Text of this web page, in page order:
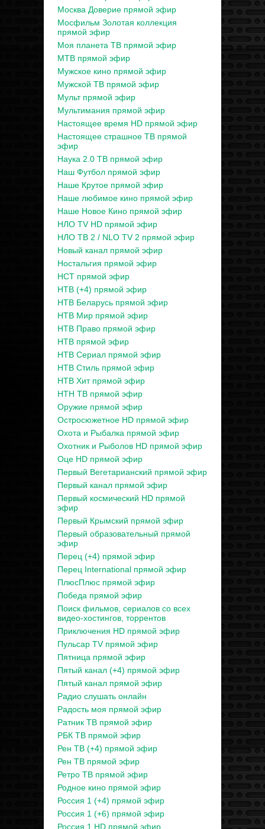
Москва Доверие прямой эфир
Мосфильм Золотая коллекция
прямой эфир
Моя планета ТВ прямой эфир
МТВ прямой эфир
Мужское кино прямой эфир
Мужской ТВ прямой эфир
Мульт прямой эфир
Мультимания прямой эфир
Настоящее время HD прямой эфир
Настоящее страшное ТВ прямой
эфир
Наука 2.0 ТВ прямой эфир
Наш Футбол прямой эфир
Наше Крутое прямой эфир
Наше любимое кино прямой эфир
Наше Новое Кино прямой эфир
НЛО TV HD прямой эфир
НЛО ТВ 2 / NLO TV 2 прямой эфир
Новый канал прямой эфир
Ностальгия прямой эфир
НСТ прямой эфир
НТВ (+4) прямой эфир
НТВ Беларусь прямой эфир
НТВ Мир прямой эфир
НТВ Право прямой эфир
НТВ прямой эфир
НТВ Сериал прямой эфир
НТВ Стиль прямой эфир
НТВ Хит прямой эфир
НТН ТВ прямой эфир
Оружие прямой эфир
Остросюжетное HD прямой эфир
Охота и Рыбалка прямой эфир
Охотник и Рыболов HD прямой эфир
Оце HD прямой эфир
Первый Вегетарианский прямой эфир
Первый канал прямой эфир
Первый космический HD прямой
эфир
Первый Крымский прямой эфир
Первый образовательный прямой
эфир
Перец (+4) прямой эфир
Перец International прямой эфир
ПлюсПлюс прямой эфир
Победа прямой эфир
Поиск фильмов, сериалов со всех
видео-хостингов, торрентов
Приключения HD прямой эфир
Пульсар TV прямой эфир
Пятница прямой эфир
Пятый канал (+4) прямой эфир
Пятый канал прямой эфир
Радио слушать онлайн
Радость моя прямой эфир
Ратник ТВ прямой эфир
РБК ТВ прямой эфир
Рен ТВ (+4) прямой эфир
Рен ТВ прямой эфир
Ретро ТВ прямой эфир
Родное кино прямой эфир
Россия 1 (+4) прямой эфир
Россия 1 (+6) прямой эфир
Россия 1 HD прямой эфир